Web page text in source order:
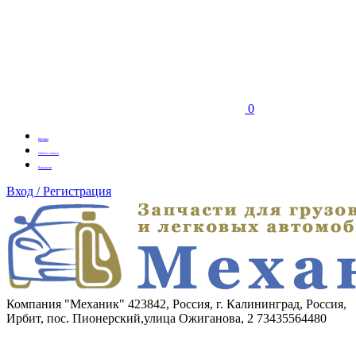
0
Бренды
Оплата заказа
Вакансии
Вход / Регистрация
Компания "Механик" 423842, Россия, г. Калининград, Россия,
Ирбит, пос. Пионерский,улица Ожиганова, 2 73435564480